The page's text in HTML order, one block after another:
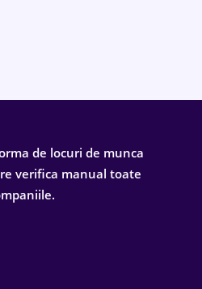
de locuri de munca
verifica manual toate